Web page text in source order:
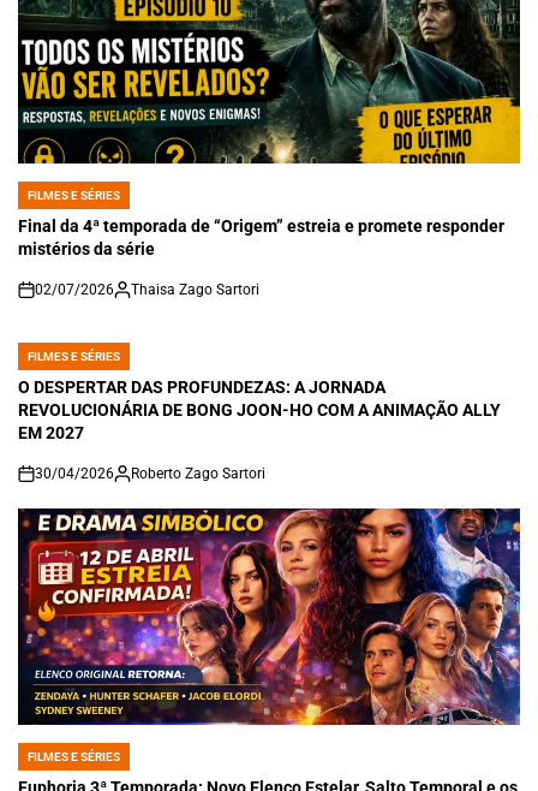
POSTED
IN
FILMES E SÉRIES
Final da 4ª temporada de “Origem” estreia e promete responder
mistérios da série
on
02/07/2026 Thaisa Zago Sartori
POSTED
IN
FILMES E SÉRIES
O DESPERTAR DAS PROFUNDEZAS: A JORNADA
REVOLUCIONÁRIA DE BONG JOON-HO COM A ANIMAÇÃO ALLY
EM 2027
on
30/04/2026 Roberto Zago Sartori
POSTED
IN
FILMES E SÉRIES